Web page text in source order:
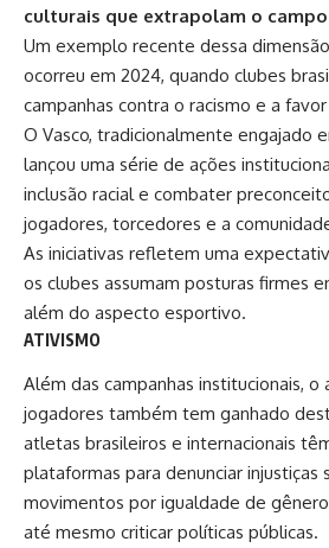
culturais que extrapolam o
Um exemplo recente dessa
ocorreu em 2024, quando clubes
campanhas contra o racismo e a
O Vasco, tradicionalmente engajado
lançou uma série de ações
inclusão racial e combater
jogadores, torcedores e a
As iniciativas refletem uma
os clubes assumam posturas firmes
além do aspecto esportivo.
ATIVISMO
Além das campanhas institucionais,
jogadores também tem ganhado
atletas brasileiros e internacionais
plataformas para denunciar injustiças
movimentos por igualdade de
até mesmo criticar políticas públicas.